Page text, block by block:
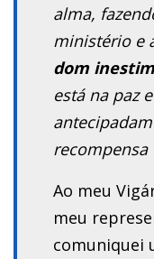
alma,
ministério e
dom
está na paz
recompensa
Ao meu
meu
comuniquei